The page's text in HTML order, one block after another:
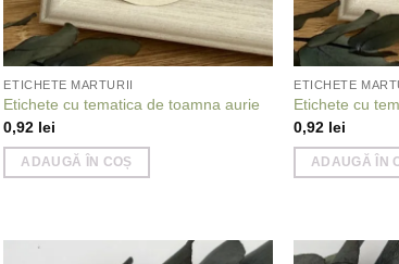
ETICHETE MARTURII
Etichete cu tematica de toamna aurie
0,92 lei
ADAUGĂ ÎN COȘ
ETICHETE
Etichete cu
0,92 lei
ADAUGĂ ÎN